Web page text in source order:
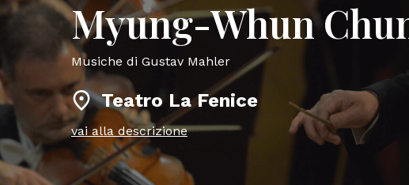
Myung-Whun
Musiche di Gustav Mahler
Teatro La Fenice
vai alla descrizione